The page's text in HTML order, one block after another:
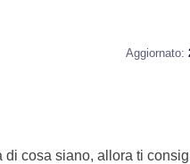
Aggiornato:
cosa siano, allora ti